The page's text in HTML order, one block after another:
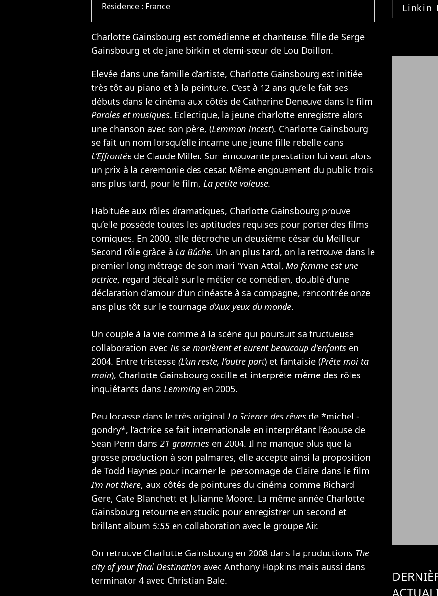
Résidence : France
Charlotte Gainsbourg est comédienne et chanteuse, fille de Serge
Gainsbourg et de jane birkin et demi-sœur de Lou Doillon.
Elevée dans une famille d’artiste, Charlotte Gainsbourg est initiée
très tôt au piano et à la peinture. C’est à 12 ans qu’elle fait ses
débuts dans le cinéma aux côtés de Catherine Deneuve dans le film
Paroles et musiques. Eclectique, la jeune charlotte enregistre alors
une chanson avec son père, (Lemmon Incest). Charlotte Gainsbourg
se fait un nom lorsqu’elle incarne une jeune fille rebelle dans
L’Effrontée de Claude Miller. Son émouvante prestation lui vaut alors
un prix à la ceremonie des cesar. Même engouement du public trois
ans plus tard, pour le film, La petite voleuse.
Habituée aux rôles dramatiques, Charlotte Gainsbourg prouve
qu’elle possède toutes les aptitudes requises pour porter des films
comiques. En 2000, elle décroche un deuxième césar du Meilleur
Second rôle grâce à La Bûche. Un an plus tard, on la retrouve dans le
premier long métrage de son mari 'Yvan Attal, Ma femme est une
actrice, regard décalé sur le métier de comédien, doublé d'une
déclaration d'amour d'un cinéaste à sa compagne, rencontrée onze
ans plus tôt sur le tournage d'Aux yeux du monde.
Un couple à la vie comme à la scène qui poursuit sa fructueuse
collaboration avecIls se marièrent et eurent beaucoup d'enfants en
2004. Entre tristesse (L’un reste, l’autre part) et fantaisie (Prête moi ta
main), Charlotte Gainsbourg oscille et interprète même des rôles
inquiétants dans Lemming en 2005.
Peu locasse dans le très original La Science des rêves de *michel -
gondry*, l’actrice se fait internationale en interprétant l’épouse de
Sean Penn dans 21 grammes en 2004. Il ne manque plus que la
grosse production à son palmares, elle accepte ainsi la proposition
de Todd Haynes pour incarner le personnage de Claire dans le film
I’m not there, aux côtés de pointures du cinéma comme Richard
Gere, Cate Blanchett et Julianne Moore. La même année Charlotte
Gainsbourg retourne en studio pour enregistrer un second et
brillant album 5:55 en collaboration avec le groupe Air.
On retrouve Charlotte Gainsbourg en 2008 dans la productions The
city of your final Destination avec Anthony Hopkins mais aussi dans
terminator 4 avec Christian Bale.
Linkin